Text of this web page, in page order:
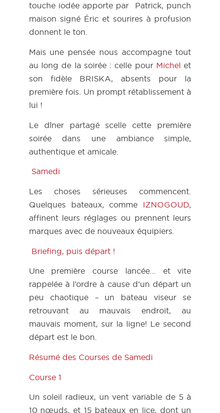
touche iodée apporte par Patrick, punch
maison signé Éric et sourires à profusion
donnent le ton.
Mais une pensée nous accompagne tout
au long de la soirée : celle pour Michel et
son fidèle BRISKA, absents pour la
première fois. Un prompt rétablissement à
lui !
Le dîner partagé scelle cette première
soirée dans une ambiance simple,
authentique et amicale.
Samedi
Les choses sérieuses commencent.
Quelques bateaux, comme IZNOGOUD,
affinent leurs réglages ou prennent leurs
marques avec de nouveaux équipiers.
Briefing, puis départ !
Une première course lancée… et vite
rappelée à l’ordre à cause d’un départ un
peu chaotique – un bateau viseur se
retrouvant au mauvais endroit, au
mauvais moment, sur la ligne! Le second
départ est le bon.
Résumé des Courses de Samedi
Course 1
Un soleil radieux, un vent variable de 5 à
10 nœuds, et 15 bateaux en lice, dont un